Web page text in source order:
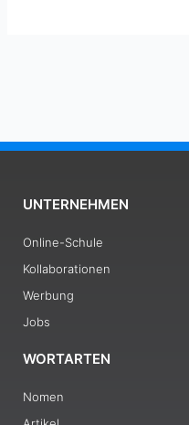
UNTERNEHMEN
Online-Schule
Kollaborationen
Werbung
Jobs
WORTARTEN
Nomen